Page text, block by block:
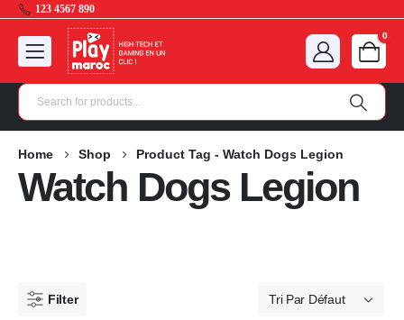
123 4567 890
0
Home Shop Product Tag - Watch Dogs Legion
Watch Dogs Legion
Filter